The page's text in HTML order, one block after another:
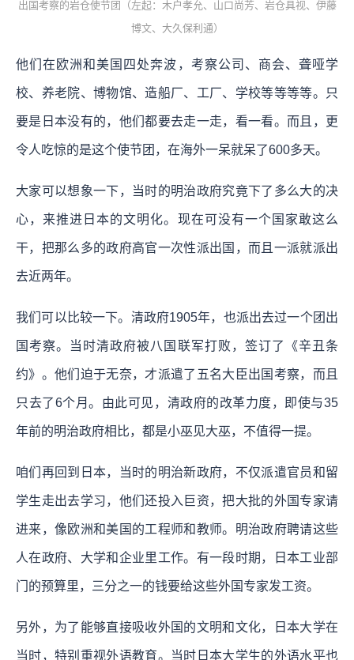
出国考察的岩仓使节团（左起：木户孝允、山口尚芳、岩仓具视、伊藤
博文、大久保利通）
他们在欧洲和美国四处奔波，考察公司、商会、聋哑学
校、养老院、博物馆、造船厂、工厂、学校等等等等。只
要是日本没有的，他们都要去走一走，看一看。而且，更
令人吃惊的是这个使节团，在海外一呆就呆了600多天。
大家可以想象一下，当时的明治政府究竟下了多么大的决
心，来推进日本的文明化。现在可没有一个国家敢这么
干，把那么多的政府高官一次性派出国，而且一派就派出
去近两年。
我们可以比较一下。清政府1905年，也派出去过一个团出
国考察。当时清政府被八国联军打败，签订了《辛丑条
约》。他们迫于无奈，才派遣了五名大臣出国考察，而且
只去了6个月。由此可见，清政府的改革力度，即使与35
年前的明治政府相比，都是小巫见大巫，不值得一提。
咱们再回到日本，当时的明治新政府，不仅派遣官员和留
学生走出去学习，他们还投入巨资，把大批的外国专家请
进来，像欧洲和美国的工程师和教师。明治政府聘请这些
人在政府、大学和企业里工作。有一段时期，日本工业部
门的预算里，三分之一的钱要给这些外国专家发工资。
另外，为了能够直接吸收外国的文明和文化，日本大学在
当时，特别重视外语教育。当时日本大学生的外语水平也